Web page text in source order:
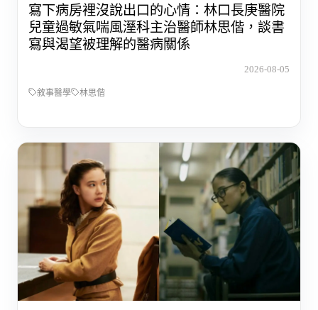
寫下病房裡沒說出口的心情：林口長庚醫院
兒童過敏氣喘風溼科主治醫師林思偕，談書
寫與渴望被理解的醫病關係
2026-08-05
敘事醫學 林思偕